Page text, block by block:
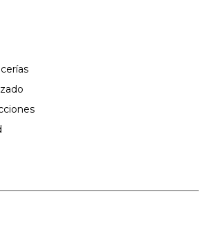
para separar las partículas por